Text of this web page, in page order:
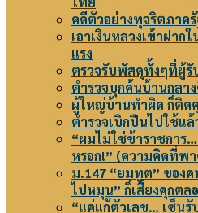
คดีตัวอย่างทุจริตภาค
เอาเงินหลวงเข้าฝา
แรง
ตรวจรับพัสดุทั้งๆที่ผู้รั
ตำรวจบุกค้นบ้านกลา
ผู้ใหญ่บ้านทำผิด ก็ติด
ตำรวจเบิกปืนไปใช้แ
“ผมไม่ใช่ข้าราชการ
หรอก!” (ความคิดที่พ
ม.147 “ยมทูต” ของ
ไปหมุน” ก็เสี่ยงคุกตล
“แค่แก้ตัวเลข… เซ็นรั